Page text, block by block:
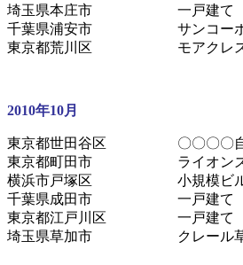
埼玉県本庄市 一戸建て
千葉県浦安市 サンコーポ
東京都荒川区 モアクレス
2010年10月
東京都世田谷区 〇〇〇〇自
東京都町田市 ライオンズマ
横浜市戸塚区 小規模ビル（
千葉県成田市 一戸建て
東京都江戸川区 一戸建て
埼玉県草加市 クレール